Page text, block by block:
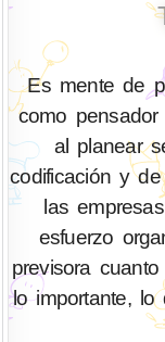
Es mente de
como
al planear
codificación y
las
esfuerzo
previsora
lo importante,